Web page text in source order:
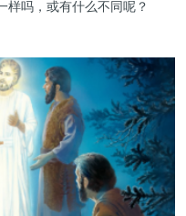
样吗，或有什么不同呢？